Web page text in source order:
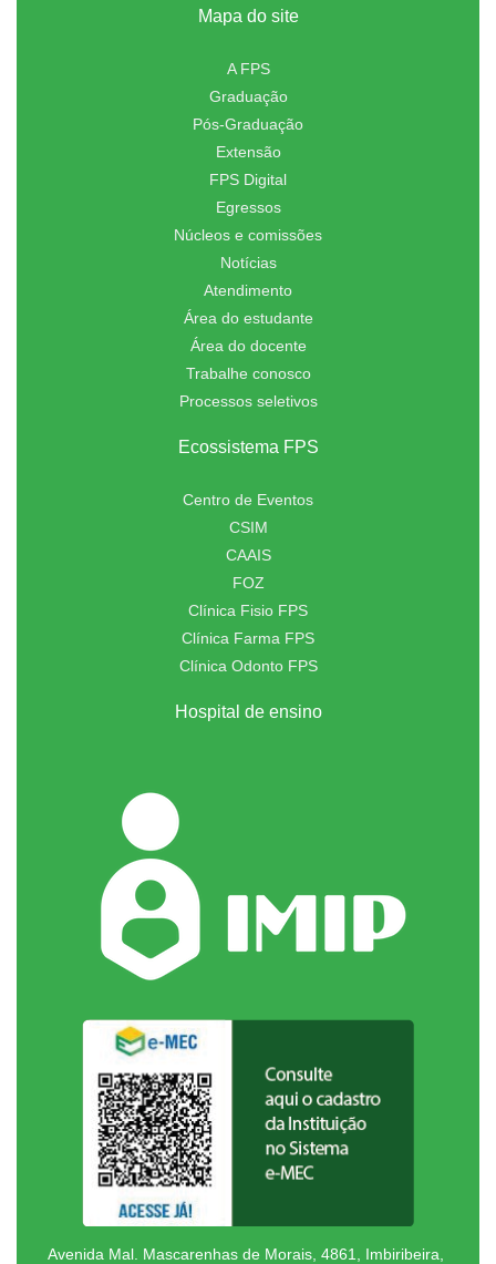
Mapa do site
A FPS
Graduação
Pós-Graduação
Extensão
FPS Digital
Egressos
Núcleos e comissões
Notícias
Atendimento
Área do estudante
Área do docente
Trabalhe conosco
Processos seletivos
Ecossistema FPS
Centro de Eventos
CSIM
CAAIS
FOZ
Clínica Fisio FPS
Clínica Farma FPS
Clínica Odonto FPS
Hospital de ensino
Avenida Mal. Mascarenhas de Morais, 4861, Imbiribeira,